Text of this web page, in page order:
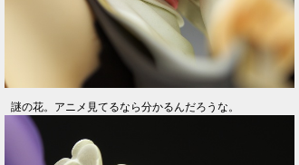
謎の花。アニメ見てるなら分かるんだろうな。